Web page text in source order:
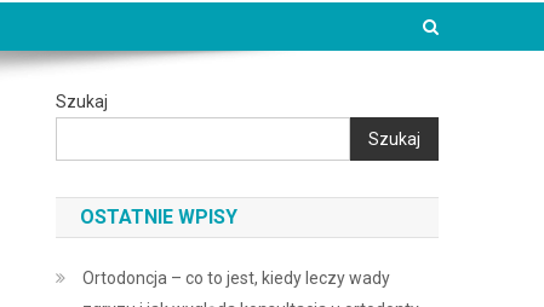
Szukaj
Szukaj
OSTATNIE WPISY
Ortodoncja – co to jest, kiedy leczy wady